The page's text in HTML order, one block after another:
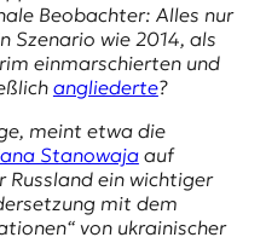
Beobachter: Alles nur
Szenario wie 2014, als
einmarschierten und
angliederte?
meint etwa die
Stanowajaauf
Russland ein wichtiger
mit dem
von ukrainischer